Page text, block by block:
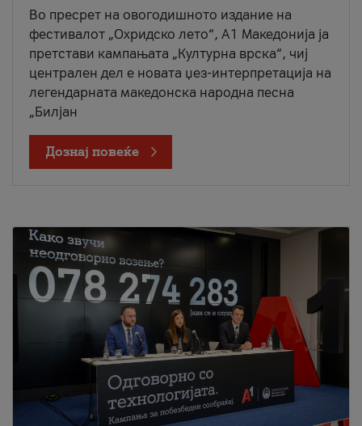
Во пресрет на овогодишното издание на
фестивалот „Охридско лето“, А1 Македонија ја
претстави кампањата „Културна врска“, чиј
централен дел е новата џез-интерпретација на
легендарната македонска народна песна
„Билјан
Дознај повеќе